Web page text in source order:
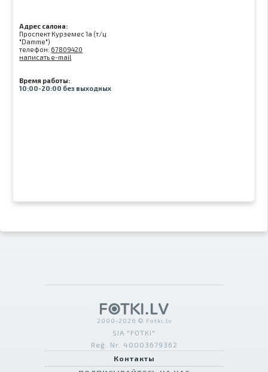
Адрес салона:
Проспект Курземес 1а (т/ц
"Damme")
телефон: 67809420
написать e-mail
Время работы:
10:00-20:00 без выходных
2000-2026 © Fotki.lv
SIA "FOTKI"
Reģ. Nr. 40003679362
Контакты